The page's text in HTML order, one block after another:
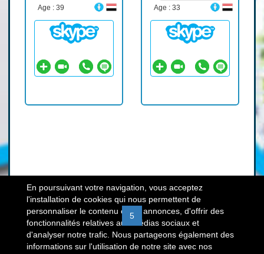
Age : 39 Age : 33
« 1 2 3 4 5 6 7 8 9
10 »
En poursuivant votre navigation, vous acceptez
l'installation de cookies qui nous permettent de
personnaliser le contenu et les annonces, d'offrir des
fonctionnalités relatives aux médias sociaux et
d'analyser notre trafic. Nous partageons également des
informations sur l'utilisation de notre site avec nos